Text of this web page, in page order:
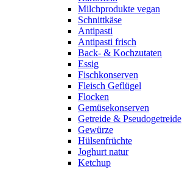
Milchprodukte vegan
Schnittkäse
Antipasti
Antipasti frisch
Back- & Kochzutaten
Essig
Fischkonserven
Fleisch Geflügel
Flocken
Gemüsekonserven
Getreide & Pseudogetreide
Gewürze
Hülsenfrüchte
Joghurt natur
Ketchup